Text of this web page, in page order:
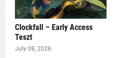
Clockfall – Early Access
Teszt
July 08, 2026